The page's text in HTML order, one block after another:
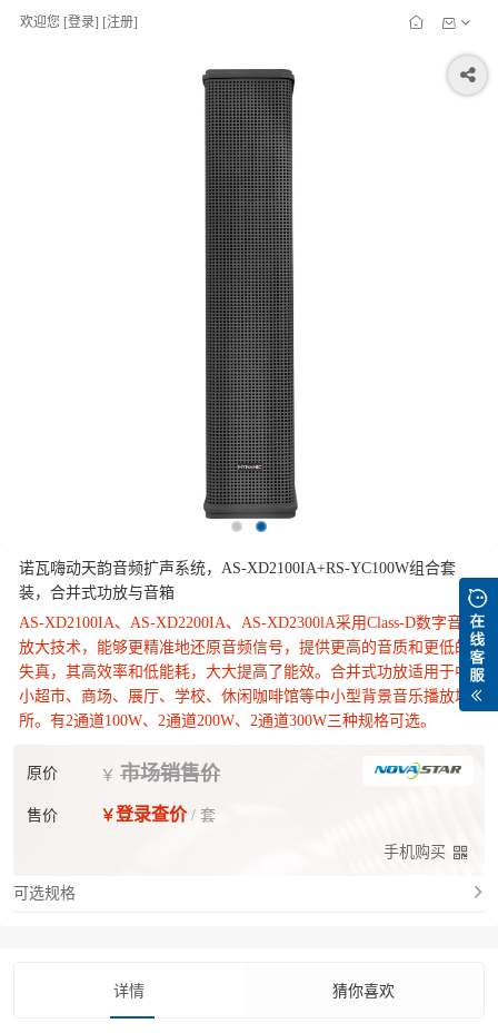
欢迎您 [登录] [注册]
诺瓦嗨动天韵音频扩声系统，AS-XD2100IA+RS-YC100W组合套
装，合并式功放与音箱
AS-XD2100IA、AS-XD2200IA、AS-XD2300lA采用Class-D数字音频
放大技术，能够更精准地还原音频信号，提供更高的音质和更低的
失真，其高效率和低能耗，大大提高了能效。合并式功放适用于中
小超市、商场、展厅、学校、休闲咖啡馆等中小型背景音乐播放场
所。有2通道100W、2通道200W、2通道300W三种规格可选。
原价 ￥ 市场销售价
售价 ￥登录查价/ 套
手机购买
可选规格
详情 猜你喜欢